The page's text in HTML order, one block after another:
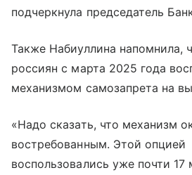
подчеркнула председатель
Также Набиуллина напомнила,
россиян с марта 2025 года
механизмом самозапрета на
«Надо сказать, что механизм
востребованным. Этой опцией
воспользовались уже почти 17